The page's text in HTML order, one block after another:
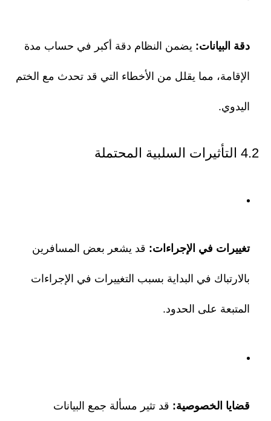
دقة البيانات: يضمن النظام دقة أكبر في حساب مدة
الإقامة، مما يقلل من الأخطاء التي قد تحدث مع الختم
اليدوي.
4.2 التأثيرات السلبية المحتملة
تغييرات في الإجراءات: قد يشعر بعض المسافرين
بالارتباك في البداية بسبب التغييرات في الإجراءات
المتبعة على الحدود.
قضايا الخصوصية: قد تثير مسألة جمع البيانات